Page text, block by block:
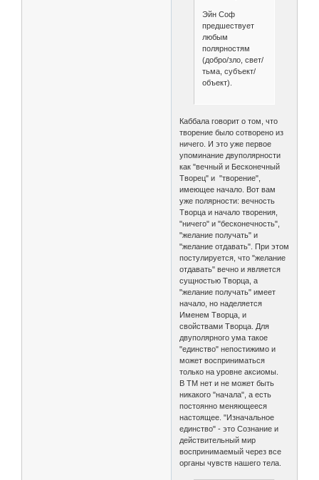
Эйн Соф
предшествует
любым
полярностям
(добро/зло, свет/
тьма, субъект/
объект).
Каббала говорит о том, что
творение было сотворено из
ничего. И это уже первое
упоминание двуполярности
как "вечный и Бесконечный
Творец" и "творение",
имеющее начало. Вот вам
уже полярности: вечность
Творца и начало творения,
"ничего" и "бесконечность",
"желание получать" и
"желание отдавать". При этом
постулируется, что "желание
отдавать" вечно и является
сущностью Творца, а
"желание получать" имеет
начало, но наделяется
Именем Творца, и
свойствами Творца. Для
двуполярного ума такое
"единство" непостижимо и
может восприниматься
только на уровне аксиомы.
В ТМ нет и не может быть
никакого "начала", а есть
постоянно меняющееся
настоящее. "Изначальное
единство" - это Сознание и
действительный мир
воспринимаемый через все
органы чувств нашего тела.